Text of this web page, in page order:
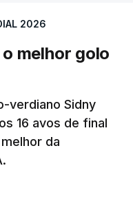
2026
melhor golo
verdiano Sidny
16 avos de final
da